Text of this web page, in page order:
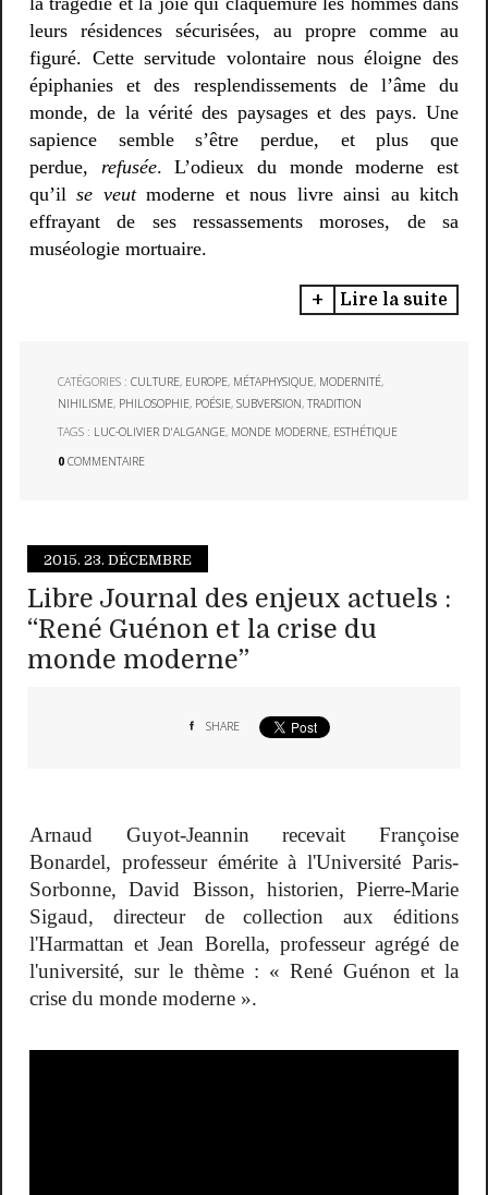
leurs résidences sécurisées, au propre comme au
figuré. Cette servitude volontaire nous éloigne des
épiphanies et des resplendissements de l’âme du
monde, de la vérité des paysages et des pays. Une
sapience semble s’être perdue, et plus que
perdue, refusée. L’odieux du monde moderne est
qu’ilse veutmoderne et nous livre ainsi au kitch
effrayant de ses ressassements moroses, de sa
muséologie mortuaire.
Lire la suite
CATÉGORIES :CULTURE, EUROPE, MÉTAPHYSIQUE, MODERNITÉ,
NIHILISME, PHILOSOPHIE, POÉSIE,SUBVERSION,TRADITION
TAGS : LUC-OLIVIER D'ALGANGE, MONDE MODERNE, ESTHÉTIQUE
0 COMMENTAIRE
2015. 23. DÉCEMBRE
Libre Journal des enjeux actuels :
“René Guénon et la crise du
monde moderne”
SHARE
Arnaud Guyot-Jeannin recevait Françoise
Bonardel, professeur émérite à l'Université Paris-
Sorbonne, David Bisson, historien, Pierre-Marie
Sigaud, directeur de collection aux éditions
l'Harmattan et Jean Borella, professeur agrégé de
l'université, sur le thème : « René Guénon et la
crise du monde moderne ».